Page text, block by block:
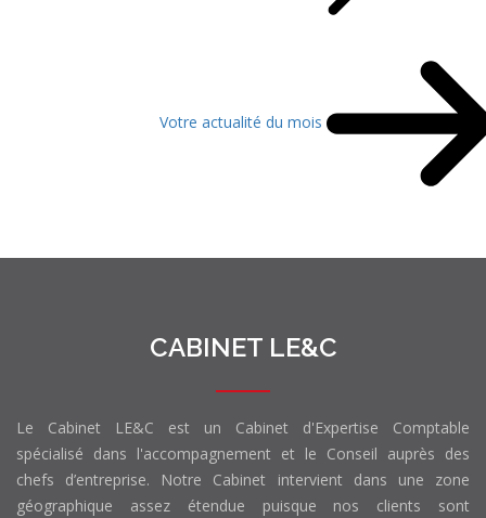
Votre actualité du mois
CABINET LE&C
Le Cabinet LE&C est un Cabinet d'Expertise Comptable
spécialisé dans l'accompagnement et le Conseil auprès des
chefs d’entreprise. Notre Cabinet intervient dans une zone
géographique assez étendue puisque nos clients sont